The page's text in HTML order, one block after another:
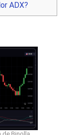
ADX?